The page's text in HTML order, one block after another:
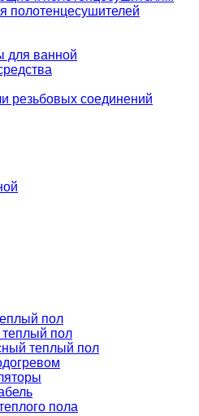
полотенцесушителей
для ванной
резьбовых соединений
пол
пол
теплый пол
пола